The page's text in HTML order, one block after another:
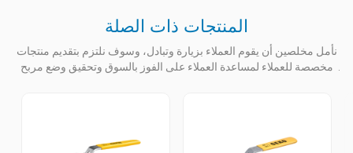
المنتجات ذات الصلة
نأمل مخلصين أن يقوم العملاء بزيارة وتبادل، وسوف نلتزم بتقديم منتجات
مخصصة للعملاء لمساعدة العملاء على الفوز بالسوق وتحقيق وضع مربح